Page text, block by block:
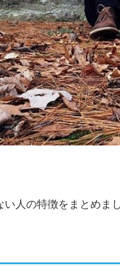
い人の特徴をまとめま